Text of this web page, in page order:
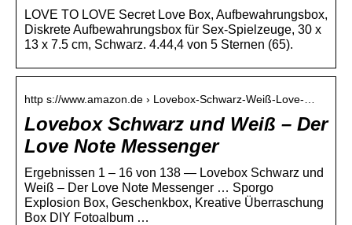
LOVE TO LOVE Secret Love Box, Aufbewahrungsbox,
Diskrete Aufbewahrungsbox für Sex-Spielzeuge, 30 x
13 x 7.5 cm, Schwarz. 4.44,4 von 5 Sternen (65).
http s://www.amazon.de › Lovebox-Schwarz-Weiß-Love-…
Lovebox Schwarz und Weiß – Der
Love Note Messenger
Ergebnissen 1 – 16 von 138 — Lovebox Schwarz und
Weiß – Der Love Note Messenger … Sporgo
Explosion Box, Geschenkbox, Kreative Überraschung
Box DIY Fotoalbum …